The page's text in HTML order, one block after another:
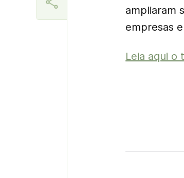
ampliaram
empresas
Leia aqui o